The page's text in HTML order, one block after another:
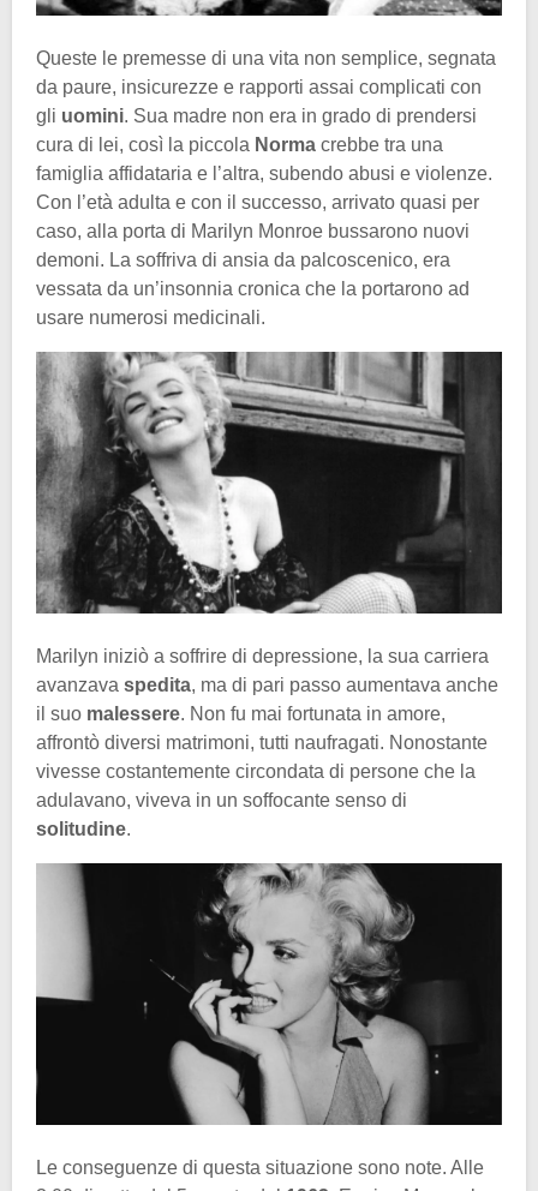
Queste le premesse di una vita non semplice, segnata
da paure, insicurezze e rapporti assai complicati con
gli uomini. Sua madre non era in grado di prendersi
cura di lei, così la piccola Norma crebbe tra una
famiglia affidataria e l’altra, subendo abusi e violenze.
Con l’età adulta e con il successo, arrivato quasi per
caso, alla porta di Marilyn Monroe bussarono nuovi
demoni. La soffriva di ansia da palcoscenico, era
vessata da un’insonnia cronica che la portarono ad
usare numerosi medicinali.
Marilyn iniziò a soffrire di depressione, la sua carriera
avanzava spedita, ma di pari passo aumentava anche
il suo malessere. Non fu mai fortunata in amore,
affrontò diversi matrimoni, tutti naufragati. Nonostante
vivesse costantemente circondata di persone che la
adulavano, viveva in un soffocante senso di
solitudine.
Le conseguenze di questa situazione sono note. Alle